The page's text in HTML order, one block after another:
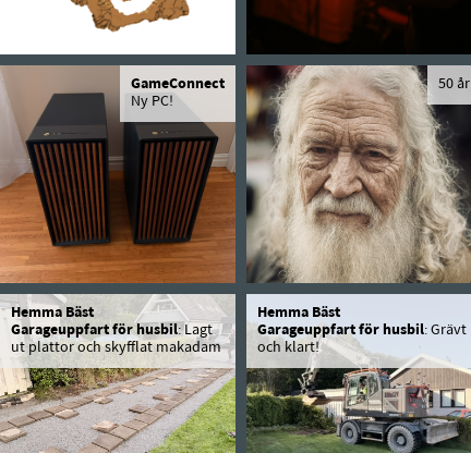
GameConnect
Ny PC!
50 år
Hemma Bäst
Garageuppfart för husbil: Lagt
ut plattor och skyfflat makadam
Hemma Bäst
Garageuppfart för husbil: Grävt
och klart!